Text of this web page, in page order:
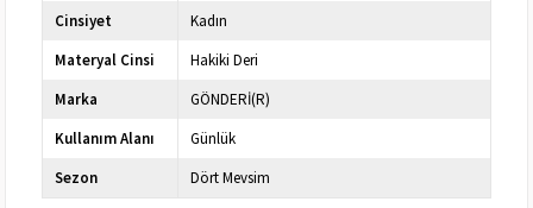
Cinsiyet
Kadın
Materyal Cinsi
Hakiki Deri
Marka
GÖNDERİ(R)
Kullanım Alanı
Günlük
Sezon
Dört Mevsim